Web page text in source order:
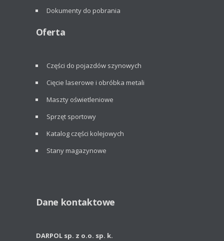
Dokumenty do pobrania
Oferta
Części do pojazdów szynowych
Cięcie laserowe i obróbka metali
Maszty oświetleniowe
Sprzęt sportowy
Katalog części kolejowych
Stany magazynowe
Dane kontaktowe
DARPOL sp. z o.o. sp. k.